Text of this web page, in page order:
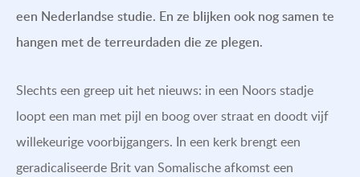
een Nederlandse studie. En ze blijken ook nog samen te
hangen met de terreurdaden die ze plegen.
Slechts een greep uit het nieuws: in een Noors stadje
loopt een man met pijl en boog over straat en doodt vijf
willekeurige voorbijgangers. In een kerk brengt een
geradicaliseerde Brit van Somalische afkomst een